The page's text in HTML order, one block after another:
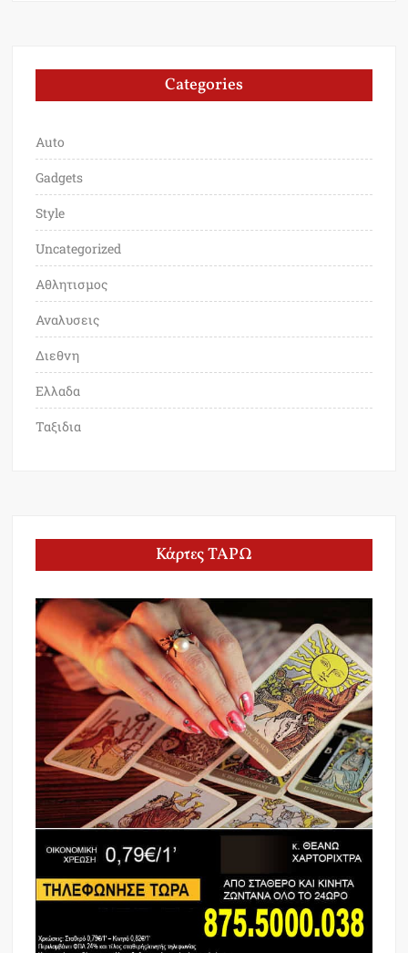
Categories
Auto
Gadgets
Style
Uncategorized
Αθλητισμος
Αναλυσεις
Διεθνη
Ελλαδα
Ταξιδια
Κάρτες ΤΑΡΩ